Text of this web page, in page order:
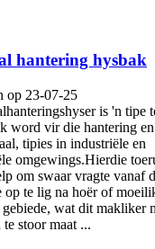
hantering hysbak
op 23-07-25
is 'n tipe
word vir die hantering
tipies in industriële en
omgewings.Hierdie
om swaar vragte vanaf
op te lig na hoër of
wat dit makliker
te stoor maat ...